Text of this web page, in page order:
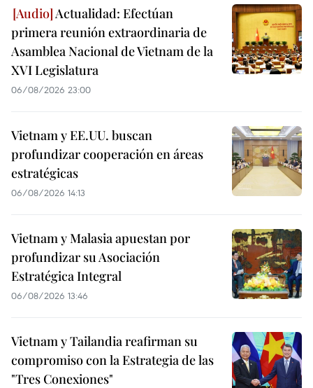
Actualidad: Efectúan
primera reunión extraordinaria de
Asamblea Nacional de Vietnam de la
XVI Legislatura
06/08/2026 23:00
Vietnam y EE.UU. buscan
profundizar cooperación en áreas
estratégicas
06/08/2026 14:13
Vietnam y Malasia apuestan por
profundizar su Asociación
Estratégica Integral
06/08/2026 13:46
Vietnam y Tailandia reafirman su
compromiso con la Estrategia de las
"Tres Conexiones"